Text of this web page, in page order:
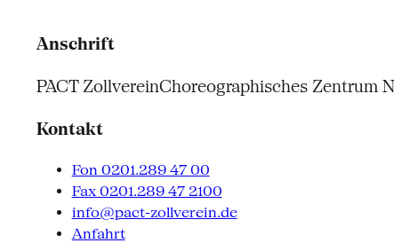
Anschrift
PACT ZollvereinChoreographisches Zentrum
Kontakt
Fon 0201.289 47 00
Fax 0201.289 47 2100
info@pact-zollverein.de
Anfahrt